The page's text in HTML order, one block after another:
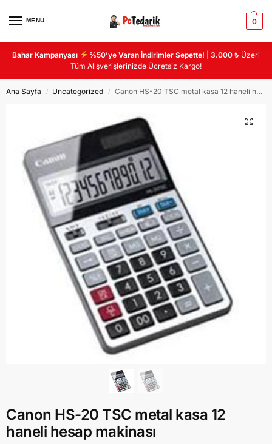
MENU 0
Bahar Kampanyası %50’ye Varan İndirimler Sepette! |3.000 ₺ Üzeri
Tüm Alışverişlerinizde Ücretsiz Kargo!
Ana Sayfa / Uncategorized / Canon HS-20 TSC metal kasa 12 haneli hesap makinası
Canon HS-20 TSC metal kasa 12
haneli hesap makinası